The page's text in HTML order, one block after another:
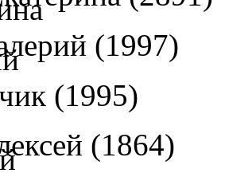
(1997)
(1995)
(1864)